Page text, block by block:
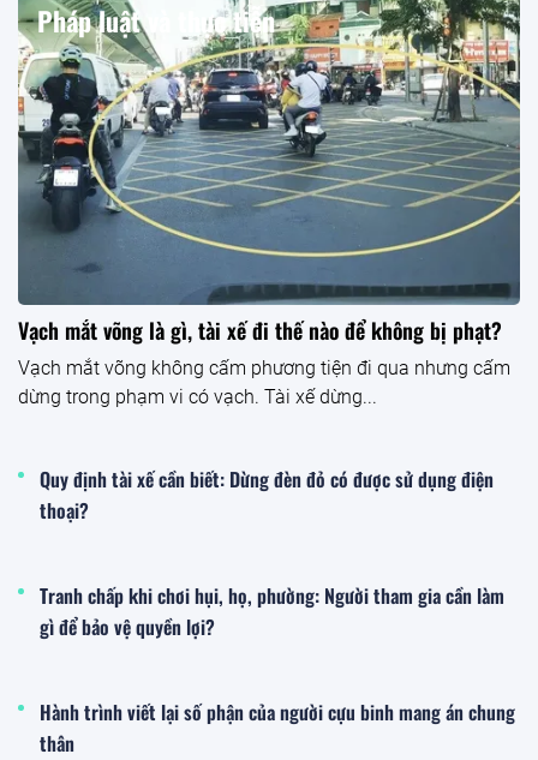
Pháp luật và thực tiễn
Vạch mắt võng là gì, tài xế đi thế nào để không bị phạt?
Vạch mắt võng không cấm phương tiện đi qua nhưng cấm
dừng trong phạm vi có vạch. Tài xế dừng...
Quy định tài xế cần biết: Dừng đèn đỏ có được sử dụng điện
thoại?
Tranh chấp khi chơi hụi, họ, phường: Người tham gia cần làm
gì để bảo vệ quyền lợi?
Hành trình viết lại số phận của người cựu binh mang án chung
thân